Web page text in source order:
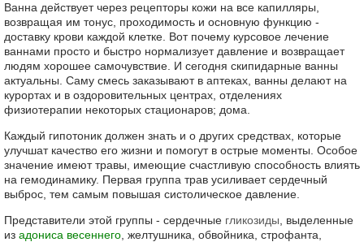
Ванна действует через рецепторы кожи на все капилляры,
возвращая им тонус, проходимость и основную функцию -
доставку крови каждой клетке. Вот почему курсовое лечение
ваннами просто и быстро нормализует давление и возвращает
людям хорошее самочувствие. И сегодня скипидарные ванны
актуальны. Саму смесь заказывают в аптеках, ванны делают на
курортах и в оздоровительных центрах, отделениях
физиотерапии некоторых стационаров; дома.
Каждый гипотоник должен знать и о других средствах, которые
улучшат качество его жизни и помогут в острые моменты. Особое
значение имеют травы, имеющие счастливую способность влиять
на гемодинамику. Первая группа трав усиливает сердечный
выброс, тем самым повышая систолическое давление.
Представители этой группы - сердечные гликозиды , выделенные
из адониса весеннего , желтушника, обвойника, строфанта,